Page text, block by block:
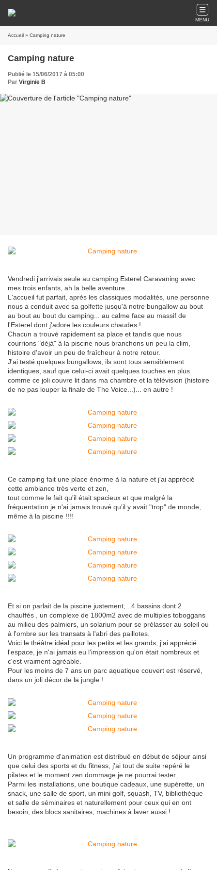
MENU
Accueil » Camping nature
Camping nature
Publié le 15/06/2017 à 05:00
Par Virginie B
Vendredi j'arrivais seule au camping Esterel Caravaning avec
mes trois enfants, ah la belle aventure...
L'accueil fut parfait, après les classiques modalités, une personne
nous a conduit avec sa golfette jusqu'à notre bungallow au bout
au bout au bout du camping... au calme face au massif de
l'Esterel dont j'adore les couleurs chaudes !
Chacun a trouvé rapidement sa place et tandis que nous
courrions "déjà" à la piscine nous branchons un peu la clim,
histoire d'avoir un peu de fraîcheur à notre retour.
J'ai testé quelques bungallows, ils sont tous sensiblement
identiques, sauf que celui-ci avait quelques touches en plus
comme ce joli couvre lit dans ma chambre et la télévision (histoire
de ne pas louper la finale de The Voice...)... en autre !
Ce camping fait une place énorme à la nature et j'ai apprécié
cette ambiance très verte et zen,
tout comme le fait qu'il était spacieux et que malgré la
fréquentation je n'ai jamais trouvé qu'il y avait "trop" de monde,
même à la piscine !!!!
Et si on parlait de la piscine justement,...4 bassins dont 2
chauffés , un complexe de 1800m2 avec de multiples toboggans
au milieu des palmiers, un solarium pour se prélasser au soleil ou
à l'ombre sur les transats à l'abri des paillotes.
Voici le théâtre idéal pour les petits et les grands, j'ai apprécié
l'espace, je n'ai jamais eu l'impression qu'on était nombreux et
c'est vraiment agréable.
Pour les moins de 7 ans un parc aquatique couvert est réservé,
dans un joli décor de la jungle !
Un programme d'animation est distribué en début de séjour ainsi
que celui des sports et du fitness, j'ai tout de suite repéré le
pilates et le moment zen dommage je ne pourrai tester.
Parmi les installations, une boutique cadeaux, une supérette, un
snack, une salle de sport, un mini golf, squash, TV, bibliothèque
et salle de séminaires et naturellement pour ceux qui en ont
besoin, des blocs sanitaires, machines à laver aussi !